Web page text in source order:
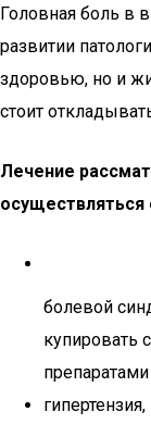
Головная боль в
развитии
здоровью, но и
стоит
Лечение
болевой
купировать